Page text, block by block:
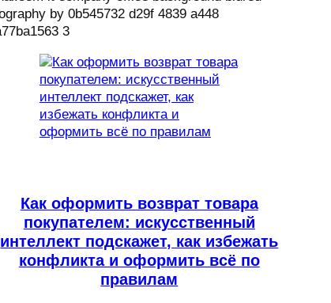
Как оформить возврат товара
покупателем: искусственный
интеллект подскажет, как избежать
конфликта и оформить всё по
правилам